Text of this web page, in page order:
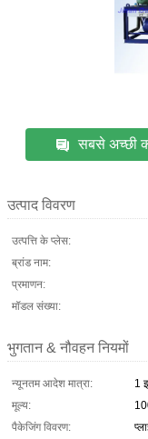
सबसे अच्छी
उत्पाद विवरण
उत्पत्ति के प्लेस:
ब्रांड नाम:
प्रमाणन:
मॉडल संख्या:
भुगतान & नौवहन नियमों
न्यूनतम आदेश मात्रा:
1
मूल्य:
पैकेजिंग विवरण: